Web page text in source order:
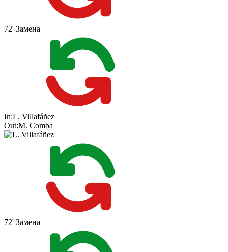
72' Замена
In:L. Villafáñez
Out:M. Comba
72' Замена